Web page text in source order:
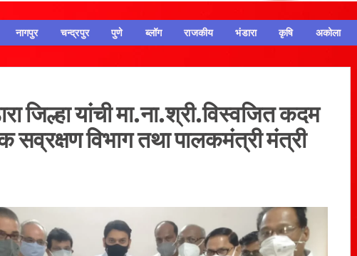
नागपुर चन्द्रपुर पुणे ब्लॉग राजकीय भंडारा कृषि अकोला
जिल्हा यांची मा.ना.श्री.विस्वजित कदम
सव्रक्षण विभाग तथा पालकमंत्री मंत्री